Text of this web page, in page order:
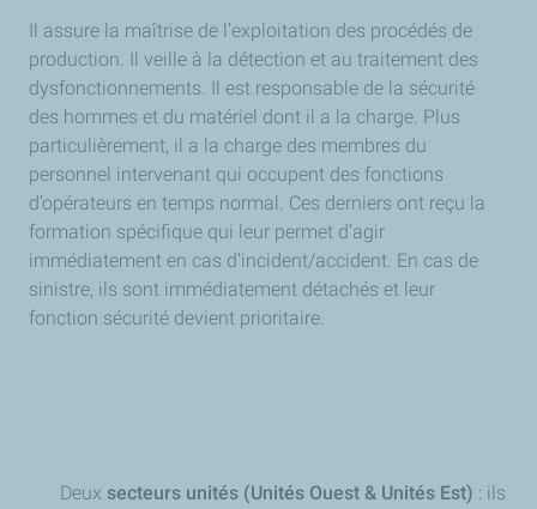
Il assure la maîtrise de l’exploitation des procédés de
production. Il veille à la détection et au traitement des
dysfonctionnements. Il est responsable de la sécurité
des hommes et du matériel dont il a la charge. Plus
particulièrement, il a la charge des membres du
personnel intervenant qui occupent des fonctions
d’opérateurs en temps normal. Ces derniers ont reçu la
formation spécifique qui leur permet d’agir
immédiatement en cas d’incident/accident. En cas de
sinistre, ils sont immédiatement détachés et leur
fonction sécurité devient prioritaire.
Deux secteurs unités (Unités Ouest & Unités Est) : ils